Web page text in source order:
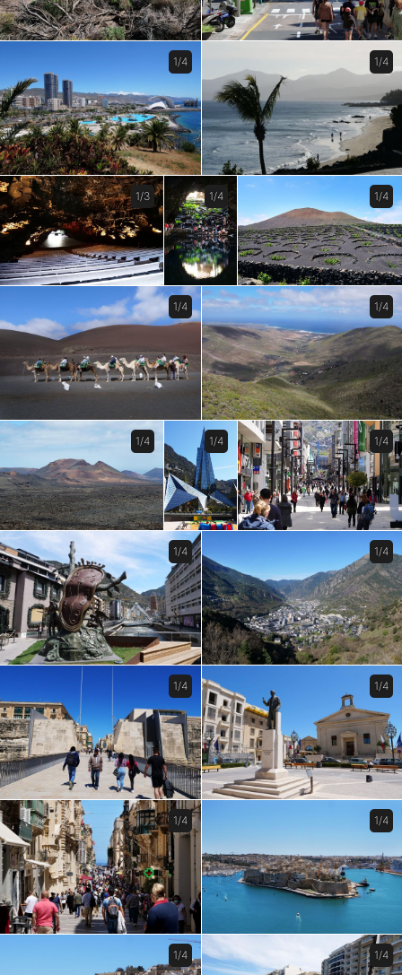
1/4 1/4
1/3 1/4 1/4
1/4 1/4
1/4 1/4 1/4
1/4 1/4
1/4 1/4
1/4 1/4
1/4 1/4